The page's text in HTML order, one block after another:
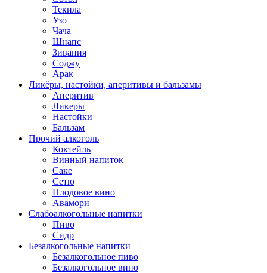
Текила
Узо
Чача
Шнапс
Зивания
Соджу
Арак
Ликёры, настойки, аперитивы и бальзамы
Аперитив
Ликеры
Настойки
Бальзам
Прочий алкоголь
Коктейль
Винный напиток
Саке
Сетю
Плодовое вино
Авамори
Слабоалкогольные напитки
Пиво
Сидр
Безалкогольные напитки
Безалкогольное пиво
Безалкогольное вино